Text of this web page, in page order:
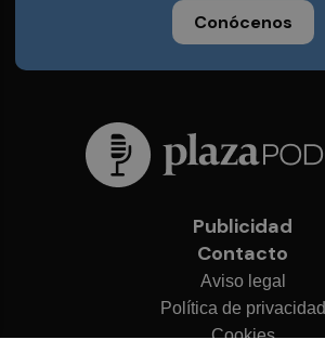
Conócenos
Publicidad
Contacto
Aviso legal
Política de privacidad
Cookies